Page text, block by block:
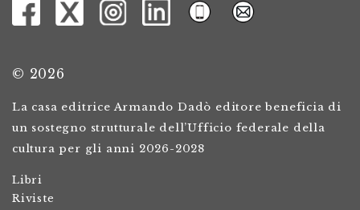
© 2026
La casa editrice Armando Dadò editore beneficia di
un sostegno strutturale dell’Ufficio federale della
cultura per gli anni 2026-2028
Libri
Riviste